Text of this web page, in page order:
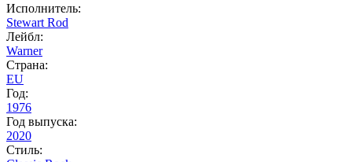
Исполнитель:
Stewart Rod
Лейбл:
Warner
Страна:
EU
Год:
1976
Год выпуска:
2020
Стиль: